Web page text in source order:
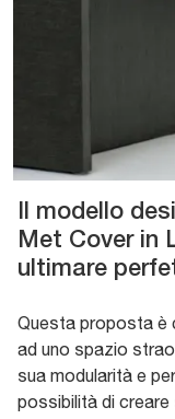
Il modello
Met Cover in
ultimare
Questa proposta è
ad uno spazio
sua modularità e
possibilità di creare